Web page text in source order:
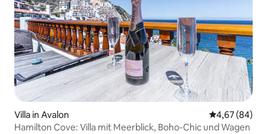
Villa in Avalon
4,67 (84)
Hamilton Cove: Villa mit Meerblick, Boho-Chic und Wagen